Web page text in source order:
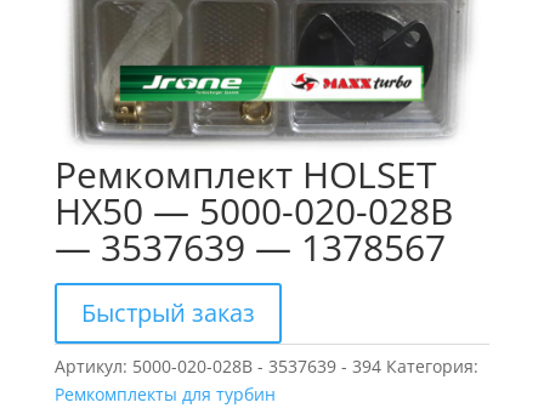
Ремкомплект HOLSET
HX50 — 5000-020-028B
— 3537639 — 1378567
Быстрый заказ
Артикул: 5000-020-028B - 3537639 - 394 Категория:
Ремкомплекты для турбин